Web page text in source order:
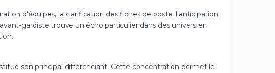
d'équipes, la clarification des fiches de poste, l'anticipation
gardiste trouve un écho particulier dans des univers en
son principal différenciant. Cette concentration permet le